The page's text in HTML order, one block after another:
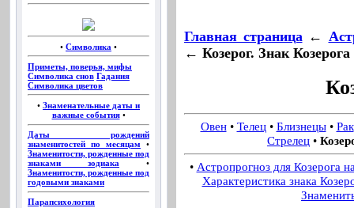
• Символика •
Приметы, поверья, мифы
Символика снов Гадания
Символика цветов
• Знаменательные даты и
важные события•
Даты рождений
знаменитостей по месяцам
•
Знаменитости, рожденные под
знаками зодиака
•
Знаменитости, рожденные под
годовыми знаками
Парапсихология
Главная страница←
← Козерог. Знак
Овен• Телец• Близнецы• Рак
Стрелец •
• Астропрогноз для Козерога
Характеристика знака